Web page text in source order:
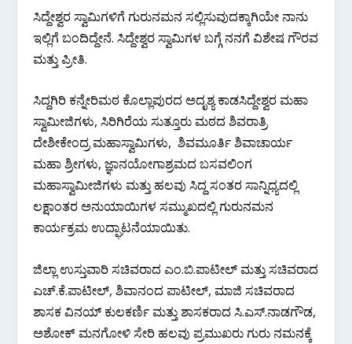
ಸಿದ್ದೇಶ್ವರ ಸ್ವಾಮಿಗಳಿಗೆ ಗುರುನಮನ ಸಲ್ಲಿಸುವುದಕ್ಕಾಗಿಯೇ ನಾನು
ಇಲ್ಲಿಗೆ ಬಂದಿದ್ದೇನೆ. ಸಿದ್ದೇಶ್ವರ ಸ್ವಾಮಿಗಳ ಬಗ್ಗೆ ನನಗೆ ವಿಶೇಷ ಗೌರವ
ಮತ್ತು ಪ್ರೀತಿ.
ಸಿದ್ದಗಿರಿ ಕನ್ನೇರಿಮಠ ಕೊಲ್ಲಾಪುರದ ಅದೃಶ್ಯ ಕಾಡಸಿದ್ದೇಶ್ವರ ಮಹಾ
ಸ್ವಾಮೀಜಿಗಳು, ಸಿರಿಗಿರೆಯ ಸುತ್ತೂರು ಮಠದ ಶಿವರಾತ್ರಿ
ದೇಶೀಕೇಂದ್ರ ಮಹಾಸ್ವಾಮಿಗಳು, ಶಿವಮೂರ್ತಿ ಶಿವಾಚಾರ್ಯ
ಮಹಾ ಶ್ರೀಗಳು, ಜ್ಞಾನಯೋಗಾಶ್ರಮದ ಬಸವಲಿಂಗ
ಮಹಾಸ್ವಾಮೀಜಿಗಳು ಮತ್ತು ಹಲವು ಸಿದ್ದ ಸಂತರ ಸಾನ್ನಿಧ್ಯದಲ್ಲಿ
ಲಕ್ಷಾಂತರ ಅನುಯಾಯಿಗಳ ಸಮ್ಮುಖದಲ್ಲಿ ಗುರುನಮನ
ಕಾರ್ಯಕ್ರಮ ಉದ್ಘಾಟನೆಯಾಯಿತು.
ಜಿಲ್ಲಾ ಉಸ್ತುವಾರಿ ಸಚಿವರಾದ ಎಂ.ಬಿ.ಪಾಟೀಲ್ ಮತ್ತು ಸಚಿವರಾದ
ಎಚ್.ಕೆ.ಪಾಟೀಲ್, ಶಿವಾನಂದ ಪಾಟೀಲ್, ಮಾಜಿ ಸಚಿವರಾದ
ಶಾಸಕ ವಿನಯ್ ಕುಲಕರ್ಣಿ ಮತ್ತು ಶಾಸಕರಾದ ಸಿ.ಎಸ್.ನಾಡಗೌಡ,
ಅಶೋಕ್ ಮನಗೋಳಿ ಸೇರಿ ಹಲವು ಪ್ರಮುಖರು ಗುರು ನಮನಕ್ಕೆ